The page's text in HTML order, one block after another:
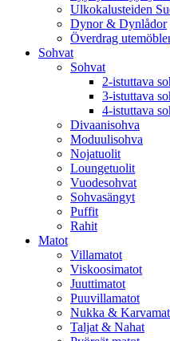
Ulkokalusteiden
Dynor & Dynlådor
Överdrag
Sohvat
Sohvat
2-istuttava
3-istuttava
4-istuttava
Divaanisohva
Moduulisohva
Nojatuolit
Loungetuolit
Vuodesohvat
Sohvasängyt
Puffit
Rahit
Matot
Villamatot
Viskoosimatot
Juuttimatot
Puuvillamatot
Nukka &
Taljat & Nahat